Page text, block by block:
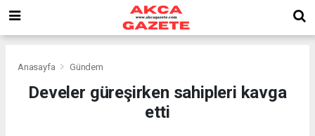
Anasayfa Gündem
Develer güreşirken sahipleri kavga
etti